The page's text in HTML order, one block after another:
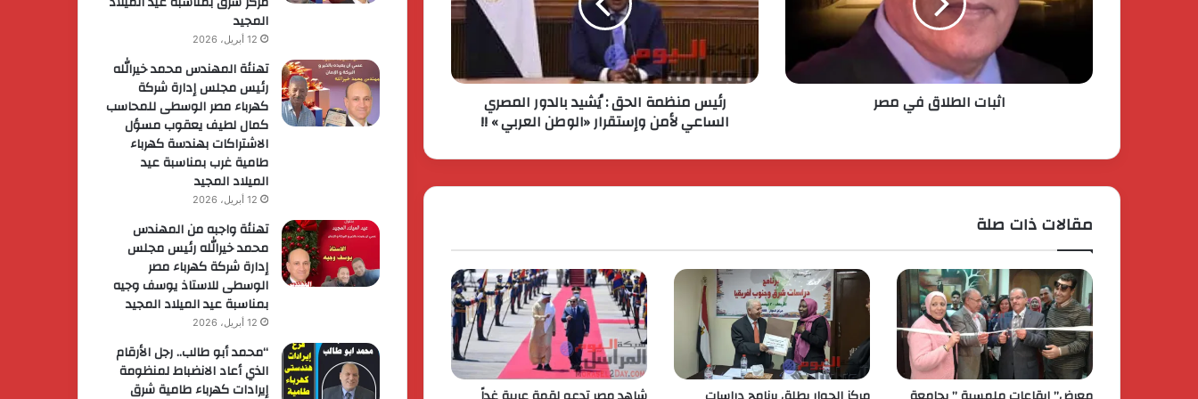
ستيلانتس تكشف عن خطتها الاستراتيجية
بقيمة 60 مليار يورو. لتسريع النمو وتعزيز
الربحية
جولدن تاون تستعد لطرح اكبر ” Business
City ” تجارى اداى فندقى ينطلق من الداون
كردان جولد تضع معيارًا جديدًا للشفافية :
استمرار البيع بدون احتساب وزن الأحجار
والفصوص ولا زيادة في قيمة المصنعية
حتي يناير المقبل
الحرس الثوري يخـ ـترق البحرين! القصة
الكاملة لأكبر اختـ ـراق إيراني لمملكة
البحرين؟
اثبات الطلاق في مصر رئيس منظمة الحق : يُشيد بالدور المصري
الساعي لأمن وإستقرار ‏«الوطن العربي » !!
مقالات ذات صلة
المجيد
12 أبريل، 2026
تهنئة المهندس محمد خيرالله
رئيس مجلس إدارة شركة
كهرباء مصر الوسطى للمحاسب
كمال لطيف يعقوب مسؤل
الاشتراكات بهندسة كهرباء
طامية غرب بمناسبة عيد
الميلاد المجيد
12 أبريل، 2026
تهنئة واجبه من المهندس
محمد خيرالله رئيس مجلس
إدارة شركة كهرباء مصر
الوسطى للاستاذ يوسف وجيه
بمناسبة عيد الميلاد المجيد
12 أبريل، 2026
“محمد أبو طالب.. رجل الأرقام
الذي أعاد الانضباط لمنظومة
إيرادات كهرباء طامية شرق